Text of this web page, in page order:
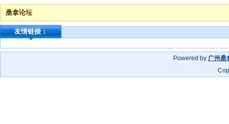
桑拿论坛
友情链接：
Powered by 广州桑